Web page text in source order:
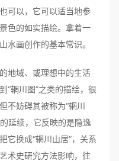
可以，它可以适当地参
色的如实描绘。拿着一
水画创作的基本常识。
域、或理想中的生活
“辋川图”之类的描绘，很
不妨碍其被称为“辋川
延续，它反映的是隐逸
它换成“辋川山居”，关系
术史研究方法影响，往